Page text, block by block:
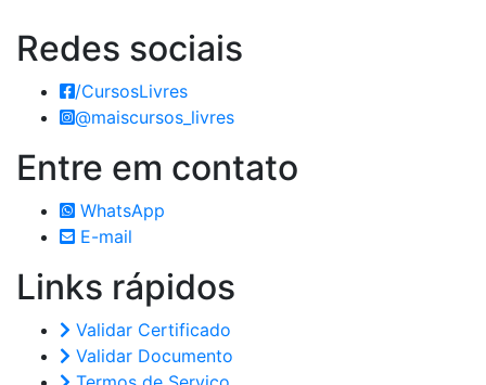
Redes sociais
/CursosLivres
@maiscursos_livres
Entre em contato
WhatsApp
E-mail
Links rápidos
Validar Certificado
Validar Documento